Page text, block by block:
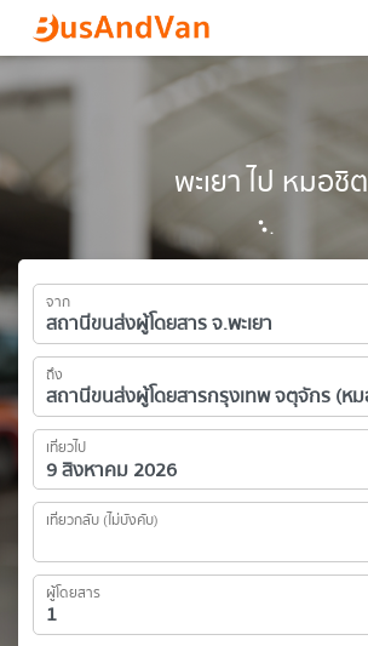
พะเยา ไป หมอชิต
จาก
ถึง
เที่ยวไป
เที่ยวกลับ (ไม่บังคับ)
ผู้โดยสาร